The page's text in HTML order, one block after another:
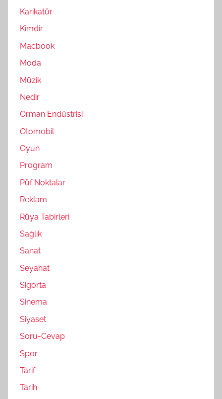
Karikatür
Kimdir
Macbook
Moda
Müzik
Nedir
Orman Endüstrisi
Otomobil
Oyun
Program
Püf Noktalar
Reklam
Rüya Tabirleri
Sağlık
Sanat
Seyahat
Sigorta
Sinema
Siyaset
Soru-Cevap
Spor
Tarif
Tarih